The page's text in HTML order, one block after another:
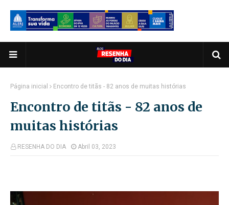
Página inicial Encontro de titãs - 82 anos de muitas histórias
Encontro de titãs - 82 anos de
muitas histórias
RESENHA DO DIA Abril 03, 2023